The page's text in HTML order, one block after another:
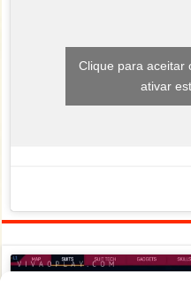
Clique para aceitar
ativar